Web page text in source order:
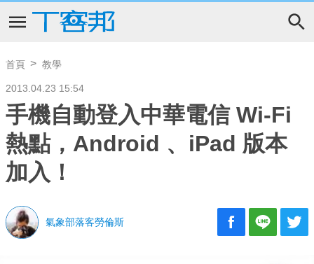
首頁 教學
2013.04.23 15:54
手機自動登入中華電信 Wi-Fi
熱點，Android 、iPad 版本
加入！
氣象部落客勞倫斯